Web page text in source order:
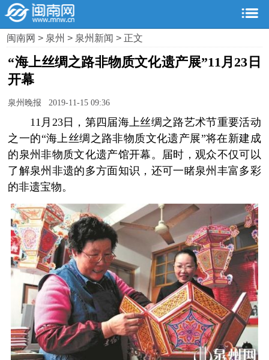
闽南网> 泉州> 泉州新闻> 正文
“海上丝绸之路非物质文化遗产展”11月23日
开幕
泉州晚报 2019-11-15 09:36
11月23日，第四届海上丝绸之路艺术节重要活动
之一的“海上丝绸之路非物质文化遗产展”将在新建成
的泉州非物质文化遗产馆开幕。届时，观众不仅可以
了解泉州非遗的多方面知识，还可一睹泉州丰富多彩
的非遗宝物。